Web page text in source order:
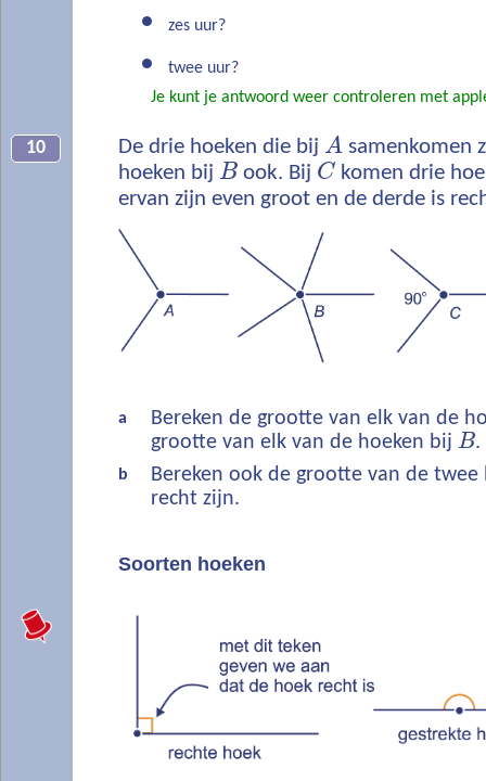
zes uur?
twee uur?
Je kunt je antwoord weer controleren met
10 De drie hoeken die bij A samenkomen
hoeken bij B ook. Bij C komen drie
ervan zijn even groot en de derde is
a
Bereken de grootte van elk van de
grootte van elk van de hoeken bij B.
b
Bereken ook de grootte van de
recht zijn.
Soorten hoeken